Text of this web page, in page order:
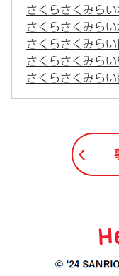
さくらさくみら
さくらさくみら
さくらさくみら
さくらさくみら
さくらさくみら